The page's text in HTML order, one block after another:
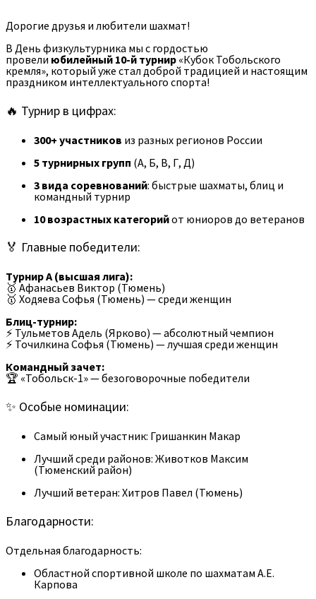
Дорогие друзья и любители шахмат!
В День физкультурника мы с гордостью
провели юбилейный 10-й турнир «Кубок Тобольского
кремля», который уже стал доброй традицией и настоящим
праздником интеллектуального спорта!
🔥 Турнир в цифрах:
300+ участников из разных регионов России
5 турнирных групп (А, Б, В, Г, Д)
3 вида соревнований: быстрые шахматы, блиц и
командный турнир
10 возрастных категорийот юниоров до ветеранов
🏅 Главные победители:
Турнир А (высшая лига):
🥇 Афанасьев Виктор (Тюмень)
🥇 Ходяева Софья (Тюмень) — среди женщин
Блиц-турнир:
⚡ Тульметов Адель (Ярково) — абсолютный чемпион
⚡ Точилкина Софья (Тюмень) — лучшая среди женщин
Командный зачет:
🏆 «Тобольск-1» — безоговорочные победители
✨ Особые номинации:
Самый юный участник: Гришанкин Макар
Лучший среди районов: Животков Максим
(Тюменский район)
Лучший ветеран: Хитров Павел (Тюмень)
Благодарности:
Отдельная благодарность:
Областной спортивной школе по шахматам А.Е.
Карпова